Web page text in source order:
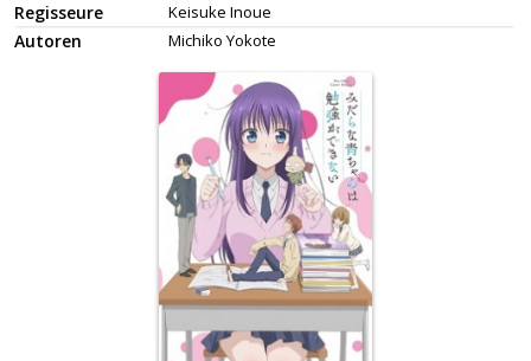
Regisseure Keisuke Inoue
Autoren Michiko Yokote